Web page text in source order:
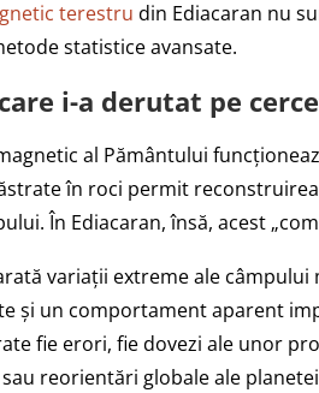
terestru din Ediacaran nu
statistice avansate.
i-a derutat pe
al Pământului
în roci permit
În Ediacaran, însă, acest
variații extreme ale câmpului
și un comportament aparent
fie erori, fie dovezi ale unor
reorientări globale ale